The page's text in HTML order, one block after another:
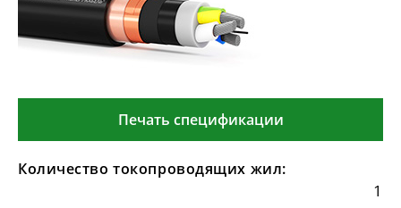
Печать спецификации
Количество токопроводящих жил:
1